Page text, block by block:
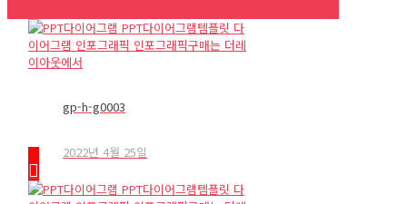
gp-h-g0003
2022년 4월 25일